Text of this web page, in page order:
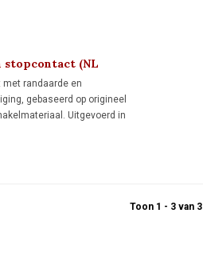
stopcontact (NL
1920randaarde en
gebaseerd op origineel
Uitgevoerd in
geschikt voor standaard
Toon 1 - 3 van 3